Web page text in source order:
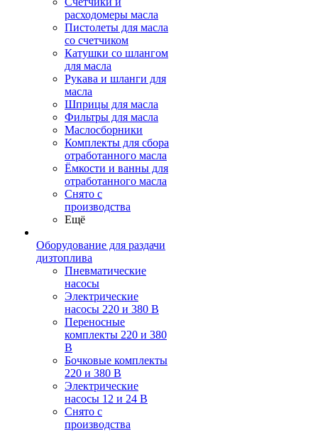
расходомеры масла
Пистолеты для масла
со счетчиком
Катушки со шлангом
для масла
Рукава и шланги для
масла
Шприцы для масла
Фильтры для масла
Маслосборники
Комплекты для сбора
отработанного масла
Ёмкости и ванны для
отработанного масла
Снято с
производства
Ещё
Оборудование для раздачи
дизтоплива
Пневматические
насосы
Электрические
насосы 220 и 380 В
Переносные
комплекты 220 и 380
В
Бочковые комплекты
220 и 380 В
Электрические
насосы 12 и 24 В
Снято с
производства